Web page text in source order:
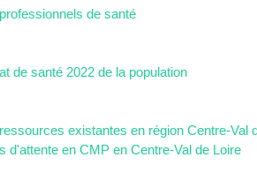
de santé
de santé 2022 de la population
existantes en région Centre-Val
d'attente en CMP en Centre-Val de Loire